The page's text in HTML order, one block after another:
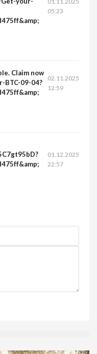
05:23
Claim now
09-04?
02.11.2025
12:59
01.12.2025
22:57